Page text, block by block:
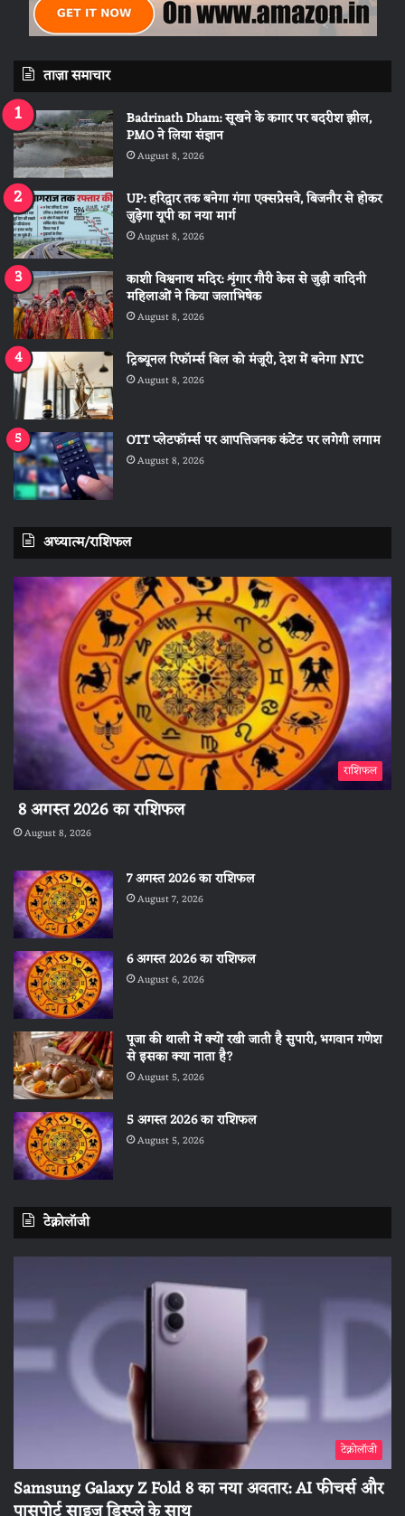
ताज़ा समाचार
Badrinath Dham: सूखने के कगार पर बदरीश झील,
PMO ने लिया संज्ञान
August 8, 2026
UP: हरिद्वार तक बनेगा गंगा एक्सप्रेसवे, बिजनौर से होकर
जुड़ेगा यूपी का नया मार्ग
August 8, 2026
काशी विश्वनाथ मदिर: शृंगार गौरी केस से जुड़ी वादिनी
महिलाओं ने किया जलाभिषेक
August 8, 2026
ट्रिब्यूनल रिफॉर्म्स बिल को मंजूरी, देश में बनेगा NTC
August 8, 2026
OTT प्लेटफॉर्म्स पर आपत्तिजनक कंटेंट पर लगेगी लगाम
August 8, 2026
अध्यात्म/राशिफल
राशिफल
8 अगस्त 2026 का राशिफल
August 8, 2026
7 अगस्त 2026 का राशिफल
August 7, 2026
6 अगस्त 2026 का राशिफल
August 6, 2026
पूजा की थाली में क्यों रखी जाती है सुपारी, भगवान गणेश
से इसका क्या नाता है?
August 5, 2026
5 अगस्त 2026 का राशिफल
August 5, 2026
टेक्नोलॉजी
टेक्नोलॉजी
Samsung Galaxy Z Fold 8 का नया अवतार: AI फीचर्स और